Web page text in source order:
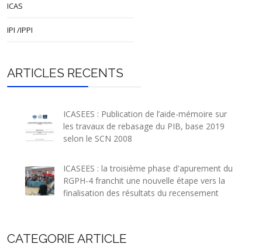
ICAS
IPI /IPPI
ARTICLES RECENTS
ICASEES : Publication de l’aide-mémoire sur
les travaux de rebasage du PIB, base 2019
selon le SCN 2008
ICASEES : la troisième phase d'apurement du
RGPH-4 franchit une nouvelle étape vers la
finalisation des résultats du recensement
CATEGORIE ARTICLE